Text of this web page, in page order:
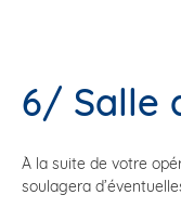
6/ Salle
À la suite de votre
soulagera